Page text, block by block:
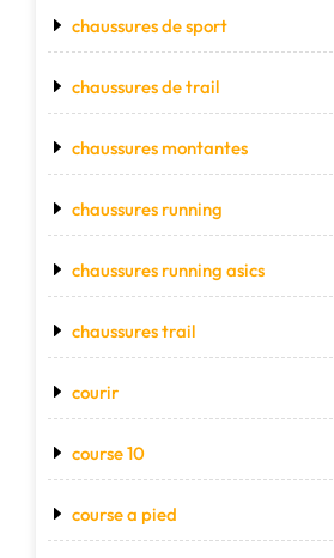
chaussures de sport
chaussures de trail
chaussures montantes
chaussures running
chaussures running asics
chaussures trail
courir
course 10
course a pied